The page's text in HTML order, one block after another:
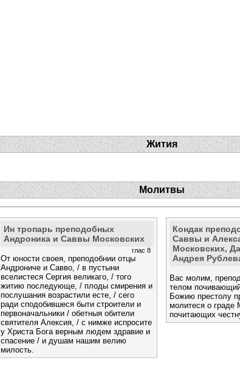
Жития
Молитвы
Ин тропарь преподобных
Андроника и Саввы Московских
глас 8
От юности своея, преподобнии отцы
Андрониче и Савво, / в пустыни
вселистеся Сергия великаго, / того
житию последующе, / плоды смирения и
послушания возрастили есте, / сего
ради сподобившеся быти строители и
первоначальники / обетныя обители
святителя Алексия, / с нимже испросите
у Христа Бога верным людем здравие и
спасение / и душам нашим велию
милость.
Кондак
Саввы и
Московских,
Андрея
Вас молим,
телом
Божию престолу
молитеся о граде
почитающих